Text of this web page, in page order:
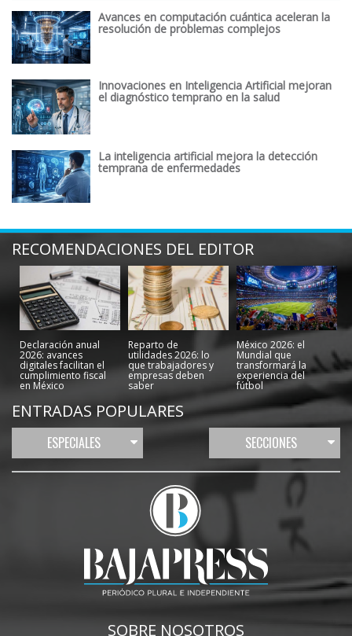
Avances en computación cuántica aceleran la
resolución de problemas complejos
Innovaciones en Inteligencia Artificial mejoran
el diagnóstico temprano en la salud
La inteligencia artificial mejora la detección
temprana de enfermedades
RECOMENDACIONES DEL EDITOR
Declaración anual
2026: avances
digitales facilitan el
cumplimiento fiscal
en México
Reparto de
utilidades 2026: lo
que trabajadores y
empresas deben
saber
México 2026: el
Mundial que
transformará la
experiencia del
fútbol
ENTRADAS POPULARES
ESPECIALES SECCIONES
SOBRE NOSOTROS